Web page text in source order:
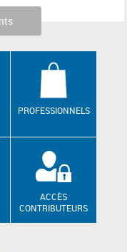
PROFESSIONNELS
ACCÈS
CONTRIBUTEURS